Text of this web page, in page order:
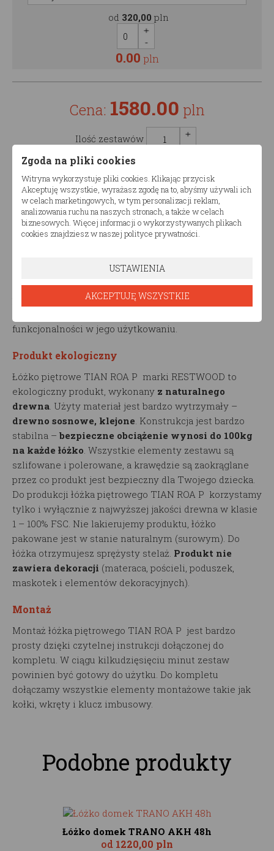
od 320,00 pln
0.00 pln
Cena: 1580.00 pln
Ilość zestawów
Opis produktu
Produkt dostępny w różnych konfiguracjach wymiarów.
Komfort i nowoczesny designsprawi, że łóżko
piętrowe TIAN ROA P doda zarówno niepowtarzalnego
funkcjonalności w jego użytkowaniu.
Produkt ekologiczny
Łóżko piętrowe TIAN ROA P marki RESTWOOD to
ekologiczny produkt, wykonany z naturalnego
drewna. Użyty materiał jest bardzo wytrzymały –
drewno sosnowe, klejone. Konstrukcja jest bardzo
stabilna – bezpieczne obciążenie wynosi do 100kg
na każde łóżko. Wszystkie elementy zestawu są
szlifowane i polerowane, a krawędzie są zaokrąglane
przez co produkt jest bezpieczny dla Twojego dziecka.
Do produkcji łóżka piętrowego TIAN ROA P korzystamy
tylko i wyłącznie z najwyższej jakości drewna w klasie
1 – 100% FSC. Nie lakierujemy produktu, łóżko
pakowane jest w stanie naturalnym (surowym). Do
łóżka otrzymujesz sprężysty stelaż. Produkt nie
zawiera dekoracji (materaca, pościeli, poduszek,
maskotek i elementów dekoracyjnych).
Montaż
Montaż łóżka piętrowego TIAN ROA P jest bardzo
prosty dzięki czytelnej instrukcji dołączonej do
kompletu. W ciągu kilkudzięsięciu minut zestaw
powinien być gotowy do użytku. Do kompletu
dołączamy wszystkie elementy montażowe takie jak
kołki, wkręty i klucz imbusowy.
Podobne produkty
Łóżko domek TRANO AKH 48h
od 1220,00 pln
Zgoda na pliki cookies
Witryna wykorzystuje pliki cookies. Klikając przycisk
Akceptuję wszystkie, wyrażasz zgodę na to, abyśmy używali ich
w celach marketingowych, w tym personalizacji reklam,
analizowania ruchu na naszych stronach, a także w celach
biznesowych. Więcej informacji o wykorzystywanych plikach
cookies znajdziesz w naszej polityce prywatności.
USTAWIENIA
AKCEPTUJĘ WSZYSTKIE